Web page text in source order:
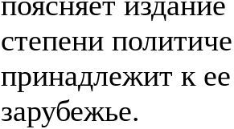
степени
принадлежит к
зарубежье.